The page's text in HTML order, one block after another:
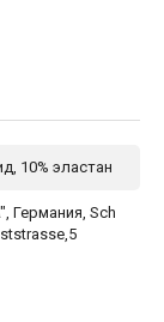
10% эластан
Германия, Sch